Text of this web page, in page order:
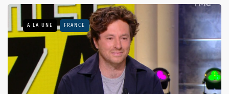
A LA UNE FRANCE